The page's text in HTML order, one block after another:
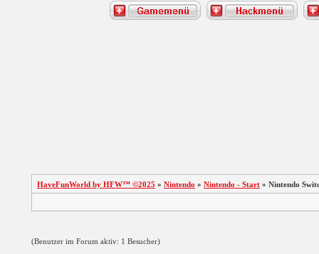
HaveFunWorld by HFW™ ©2025 » Nintendo » Nintendo - Start » Nintendo
(Benutzer im Forum aktiv: 1 Besucher)